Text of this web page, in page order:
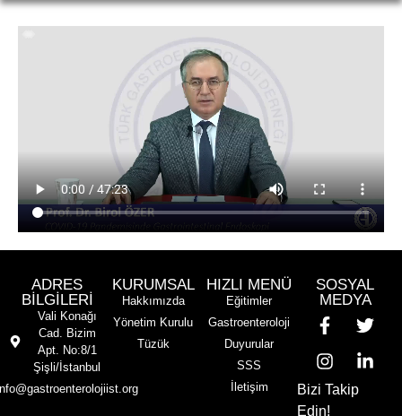
ADRES
BİLGİLERİ
Vali Konağı
Cad. Bizim
Apt. No:8/1
Şişli/İstanbul
KURUMSAL
Hakkımızda
Yönetim Kurulu
Tüzük
HIZLI MENÜ
Eğitimler
Gastroenteroloji
Duyurular
SSS
İletişim
SOSYAL
MEDYA
Bizi Takip
Edin!